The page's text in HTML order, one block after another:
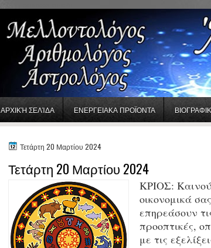
ΑΡΧΙΚΉ ΣΕΛΊΔΑ ΕΝΕΡΓΕΙΑΚΑ ΠΡΟΪΟΝΤΑ
Τετάρτη 20 Μαρτίου 2024
Τετάρτη 20 Μαρτίου 2024
ΚΡΙΟΣ:
οικονομικά
επηρεάσουν
προοπτικές,
με τις